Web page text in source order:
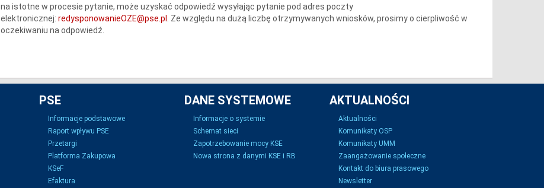
na istotne w procesie pytanie, może uzyskać odpowiedź wysyłając pytanie pod adres poczty
elektronicznej: redysponowanieOZE@pse.pl
. Ze względu na dużą liczbę otrzymywanych wniosków, prosimy o cierpliwość w
oczekiwaniu na odpowiedź.
PSE
Informacje podstawowe
Raport wpływu PSE
Przetargi
Platforma Zakupowa
KSeF
Efaktura
DANE SYSTEMOWE
Informacje o systemie
Schemat sieci
Zapotrzebowanie mocy KSE
Nowa strona z danymi KSE i RB
AKTUALNOŚCI
Aktualności
Komunikaty OSP
Komunikaty UMM
Zaangażowanie społeczne
Kontakt do biura prasowego
Newsletter